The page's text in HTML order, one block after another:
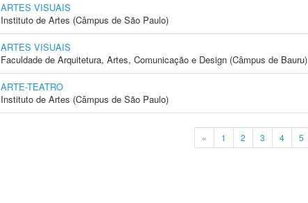
ARTES VISUAIS
Instituto de Artes (Câmpus de São Paulo)
ARTES VISUAIS
Faculdade de Arquitetura, Artes, Comunicação e Design (Câmpus de Bauru)
ARTE-TEATRO
Instituto de Artes (Câmpus de São Paulo)
« 1 2 3 4 5